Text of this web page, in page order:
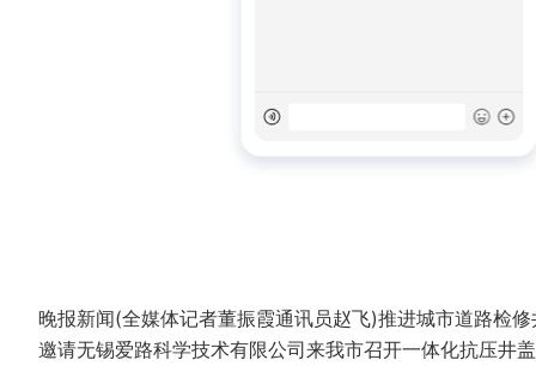
晚报新闻(全媒体记者董振霞通讯员赵飞)推进城市道路检
邀请无锡爱路科学技术有限公司来我市召开一体化抗压井